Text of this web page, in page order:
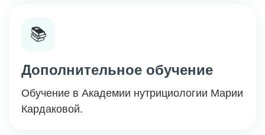
📚
Дополнительное обучение
Обучение в Академии нутрициологии Марии
Кардаковой.